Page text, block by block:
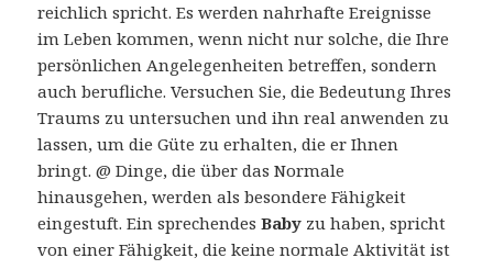
reichlich spricht. Es werden nahrhafte Ereignisse
im Leben kommen, wenn nicht nur solche, die Ihre
persönlichen Angelegenheiten betreffen, sondern
auch berufliche. Versuchen Sie, die Bedeutung Ihres
Traums zu untersuchen und ihn real anwenden zu
lassen, um die Güte zu erhalten, die er Ihnen
bringt. @ Dinge, die über das Normale
hinausgehen, werden als besondere Fähigkeit
eingestuft. Ein sprechendesBaby zu haben, spricht
von einer Fähigkeit, die keine normale Aktivität ist